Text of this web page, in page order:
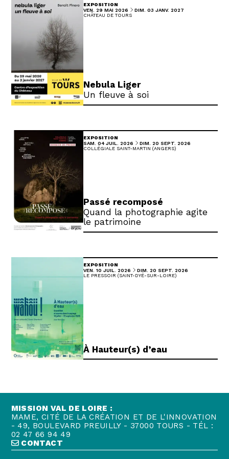
EXPOSITION
DU
VENDREDI
VEN. 29 MAI
MAI 2026 AU
DIMANCHE
DIM. 03 JANVIER
JANV. 2027
CHÂTEAU DE TOURS
Nebula Liger
Un fleuve à soi
EXPOSITION
DU
SAMEDI
SAM. 04 JUILLET
JUIL. 2026 AU
DIMANCHE
DIM. 20 SEPTEMBRE
SEPT.
2026
COLLÉGIALE SAINT-MARTIN (ANGERS)
Passé recomposé
Quand la photographie agite
le patrimoine
EXPOSITION
DU
VENDREDI
VEN. 10 JUILLET
JUIL. 2026 AU
DIMANCHE
DIM. 20 SEPTEMBRE
SEPT.
2026
LE PRESSOIR (SAINT-DYÉ-SUR-LOIRE)
À Hauteur(s) d’eau
MISSION VAL DE LOIRE :
MAME, CITÉ DE LA CRÉATION ET DE L'INNOVATION
- 49, BOULEVARD PREUILLY - 37000 TOURS - TÉL :
02 47 66 94 49
CONTACT